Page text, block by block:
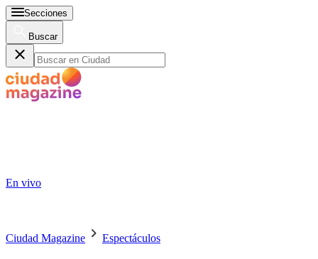
Secciones
Buscar
En vivo
Ciudad Magazine Espectáculos